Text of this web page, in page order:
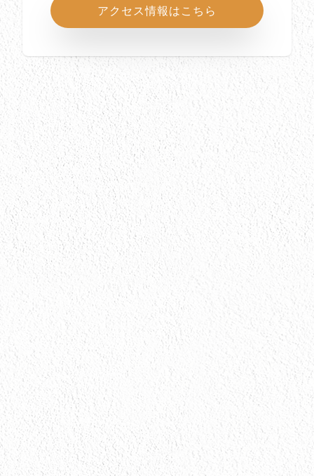
アクセス情報はこちら
所在地